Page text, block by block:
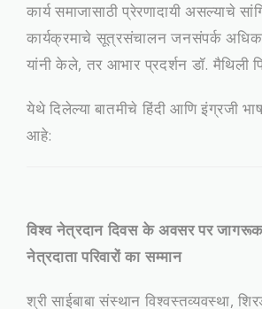
कार्य समाजासाठी प्रेरणादायी असल्याचे
कार्यक्रमाचे सूत्रसंचालन जनसंपर्क
यांनी केले, तर आभार प्रदर्शन डॉ. मैथिली
येथे दिलेल्या बातमीचे हिंदी आणि इंग्रजी
आहे:
विश्व नेत्रदान दिवस के अवसर पर
नेत्रदाता परिवारों का सम्मान
श्री साईबाबा संस्थान विश्वस्तव्यवस्था,